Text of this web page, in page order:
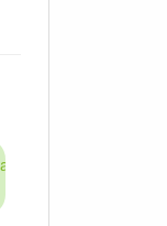
centos8/